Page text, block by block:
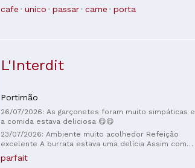
Não há espelho de aumento. Excelente localização à
beira-mar, com restaurantes próximos e
cafe unico passar carne porta
L'Interdit
Portimão
26/07/2026: As garçonetes foram muito simpáticas e
a comida estava deliciosa 😋😋
23/07/2026: Ambiente muito acolhedor Refeição
excelente A burrata estava uma delícia Assim como
os hambúrgueres e a massa Tudo estava delicioso
Tivemos uma ótima experiência
parfait